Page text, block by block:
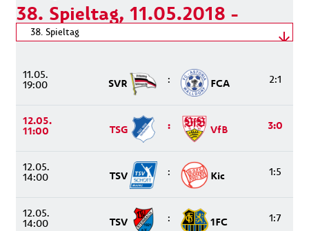
38. Spieltag, 11.05.2018 -
12.05.2018
11.05.
19:00 SVR : FCA 2:1
12.05.
11:00 TSG : VfB 3:0
12.05.
14:00 TSV : Kic 1:5
12.05.
14:00 TSV : 1FC 1:7